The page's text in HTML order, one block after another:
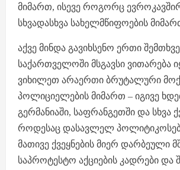
მიმართ, ისევე როგორც
სხვადასხვა სახელმწიფოების
აქვე მინდა გავიხსენო ერთი
საქართველოში მსგავსი ვითარება
ვიხილეთ არაერთი ბრუტალური
პოლიციელების მიმართ – იგივე
გერმანიაში, საფრანგეთში და სხვა
როდესაც დასავლელ
მათივე ქვეყნების მიერ დარბეული
საპროტესტო აქციების კადრები და